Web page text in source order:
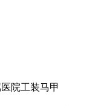
院工装马甲